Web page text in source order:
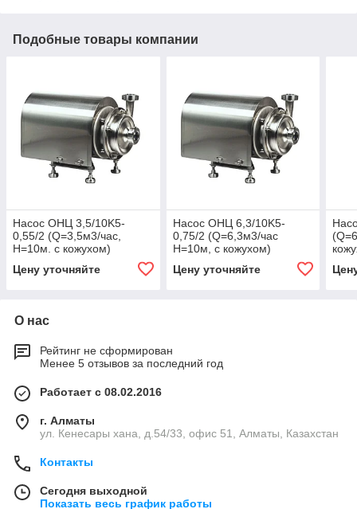
Подобные товары компании
Насос ОНЦ 3,5/10K5-
0,55/2 (Q=3,5м3/час,
H=10м. с кожухом)
Цену уточняйте
Насос ОНЦ 6,3/10K5-
0,75/2 (Q=6,3м3/час
H=10м, с кожухом)
Цену уточняйте
О нас
Рейтинг не сформирован
Менее 5 отзывов за последний год
Работает с 08.02.2016
г. Алматы
ул. Кенесары хана, д.54/33, офис 51, Алматы, Казахстан
Контакты
Сегодня выходной
Показать весь график работы